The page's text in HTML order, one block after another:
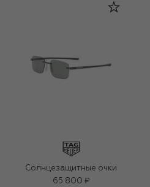
Солнцезащитные очки
65 800 ₽